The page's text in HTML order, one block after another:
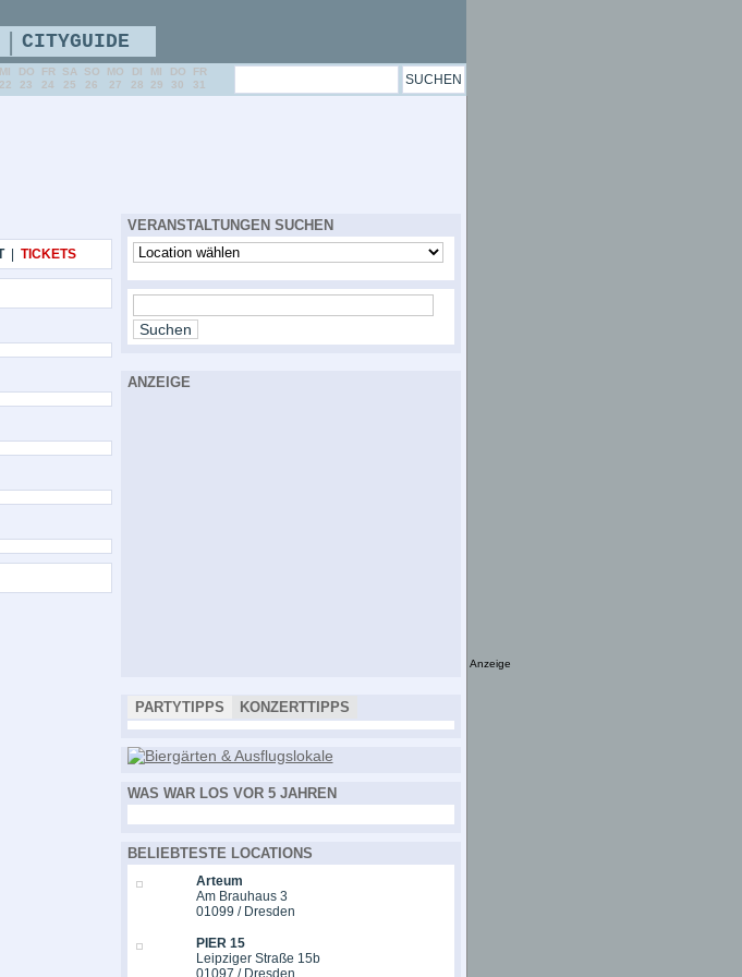
| TICKETS
VERANSTALTUNGEN SUCHEN
ANZEIGE
PARTYTIPPS KONZERTTIPPS
WAS WAR LOS VOR 5 JAHREN
BELIEBTESTE LOCATIONS
Arteum
Am Brauhaus 3
01099 / Dresden
PIER 15
Leipziger Straße 15b
01097 / Dresden
| CITYGUIDE
MI
22
DO
23
FR
24
SA
25
SO
26
MO
27
DI
28
MI
29
DO
30
FR
31
Anzeige